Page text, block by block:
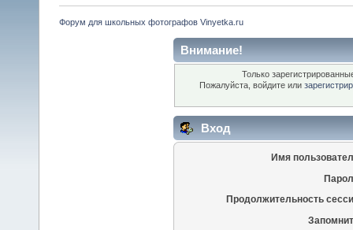
Форум для школьных фотографов Vinyetka.ru
Внимание!
Только
Пожалуйста, войдите или
Вход
Имя
Продолжительность